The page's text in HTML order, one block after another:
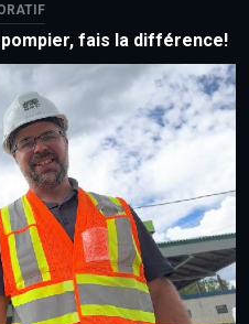
fais la différence!